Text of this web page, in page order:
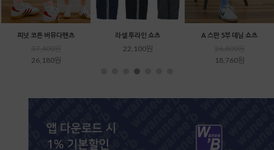
쇼츠 A 스판 5부 데님 쇼츠 알케미스트 루즈핏 반팔 미시간 레